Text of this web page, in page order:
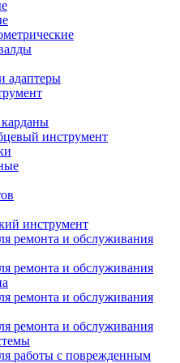
адаптеры
инструмент
инструмент
ремонта и обслуживания
ремонта и обслуживания
ремонта и обслуживания
ремонта и обслуживания
работы с поврежденным